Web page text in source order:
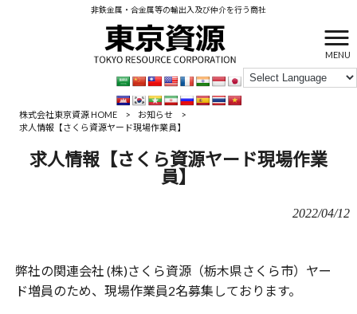
非鉄金属・合金属等の輸出入及び仲介を行う商社
MENU
株式会社東京資源 HOME > お知らせ
>
求人情報【さくら資源ヤード現場作業員】
求人情報【さくら資源ヤード現場作業
員】
2022/04/12
弊社の関連会社 (株)さくら資源（栃木県さくら市）ヤー
ド増員のため、現場作業員2名募集しております。